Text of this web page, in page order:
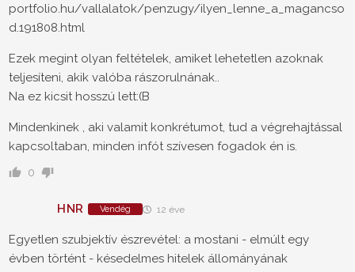
portfolio.hu/vallalatok/penzugy/ilyen_lenne_a_magancso
d.191808.html
Ezek megint olyan feltételek, amiket lehetetlen azoknak
teljesíteni, akik valóba rászorulnának..
Na ez kicsit hosszú lett:(B
Mindenkinek , aki valamit konkrétumot, tud a végrehajtással
kapcsoltaban, minden infót szívesen fogadok én is.
0
HNR Vendég 12 éve
Egyetlen szubjektív észrevétel: a mostani - elmúlt egy
évben történt - késedelmes hitelek állományának